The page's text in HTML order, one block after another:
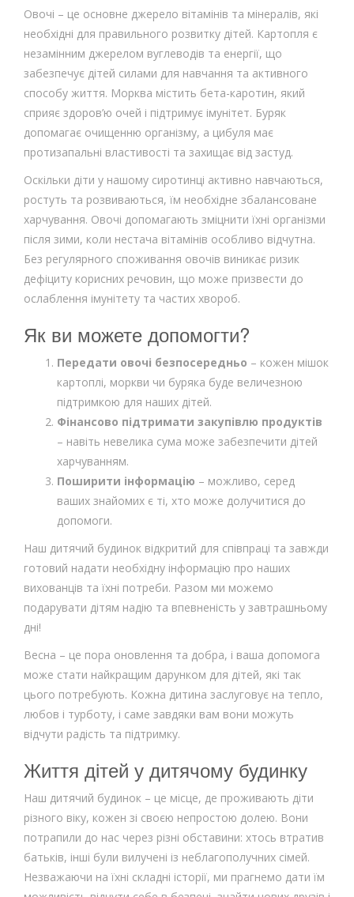
Овочі – це основне джерело вітамінів та мінералів, які
необхідні для правильного розвитку дітей. Картопля є
незамінним джерелом вуглеводів та енергії, що
забезпечує дітей силами для навчання та активного
способу життя. Морква містить бета-каротин, який
сприяє здоров’ю очей і підтримує імунітет. Буряк
допомагає очищенню організму, а цибуля має
протизапальні властивості та захищає від застуд.
Оскільки діти у нашому сиротинці активно навчаються,
ростуть та розвиваються, їм необхідне збалансоване
харчування. Овочі допомагають зміцнити їхні організми
після зими, коли нестача вітамінів особливо відчутна.
Без регулярного споживання овочів виникає ризик
дефіциту корисних речовин, що може призвести до
ослаблення імунітету та частих хвороб.
Як ви можете допомогти?
Передати овочі безпосередньо – кожен мішок
картоплі, моркви чи буряка буде величезною
підтримкою для наших дітей.
Фінансово підтримати закупівлю продуктів
– навіть невелика сума може забезпечити дітей
харчуванням.
Поширити інформацію – можливо, серед
ваших знайомих є ті, хто може долучитися до
допомоги.
Наш дитячий будинок відкритий для співпраці та завжди
готовий надати необхідну інформацію про наших
вихованців та їхні потреби. Разом ми можемо
подарувати дітям надію та впевненість у завтрашньому
дні!
Весна – це пора оновлення та добра, і ваша допомога
може стати найкращим дарунком для дітей, які так
цього потребують. Кожна дитина заслуговує на тепло,
любов і турботу, і саме завдяки вам вони можуть
відчути радість та підтримку.
Життя дітей у дитячому будинку
Наш дитячий будинок – це місце, де проживають діти
різного віку, кожен зі своєю непростою долею. Вони
потрапили до нас через різні обставини: хтось втратив
батьків, інші були вилучені із неблагополучних сімей.
Незважаючи на їхні складні історії, ми прагнемо дати їм